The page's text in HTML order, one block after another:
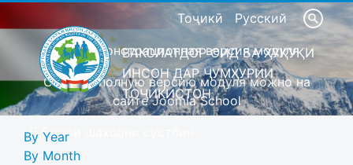
Тоҷикӣ Русский
Это демонстрационная версия модуля
Скачать полную версию модуля можно на
сайте Joomla School
Барои шахсони сустбин
ВАКОЛАТДОР ОИД БА ҲУҚУҚИ
ИНСОН ДАР ҶУМҲУРИИ
ТОҶИКИСТОН
By Year
By Month